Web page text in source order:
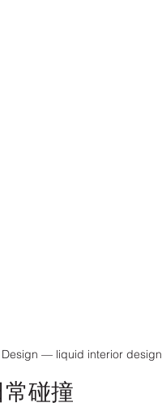
Design — liquid interior design
常碰撞